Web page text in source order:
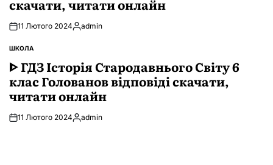
скачати, читати онлайн
11 Лютого 2024Опубліковано
admin
ОПУБЛІКУВАТИ
У
ШКОЛА
ᐈ ГДЗ Історія Стародавнього Свiту 6
клас Голованов відповіді скачати,
читати онлайн
11 Лютого 2024Опубліковано
admin